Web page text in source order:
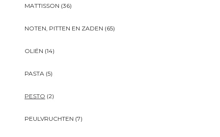
MATTISSON (36)
NOTEN, PITTEN EN ZADEN (65)
OLIËN (14)
PASTA (5)
PESTO (2)
PEULVRUCHTEN (7)